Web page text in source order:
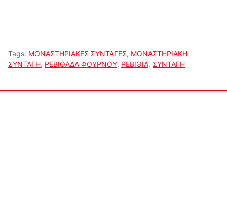
Tags: ΜΟΝΑΣΤΗΡΙΑΚΕΣ ΣΥΝΤΑΓΕΣ, ΜΟΝΑΣΤΗΡΙΑΚΗ
ΣΥΝΤΑΓΗ, ΡΕΒΙΘΑΔΑ ΦΟΥΡΝΟΥ, ΡΕΒΙΘΙΑ, ΣΥΝΤΑΓΗ